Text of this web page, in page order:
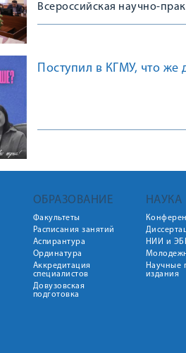
Всероссийская научно-
Поступил в КГМУ, что же
ОБРАЗОВАНИЕ
Факультеты
Расписания занятий
Аспирантура
Ординатура
Аккредитация
специалистов
Довузовская
подготовка
НАУКА
НИИ и
Научные
издания